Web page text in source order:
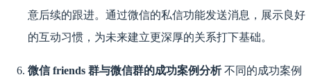
意后续的跟进。通过微信的私信功能发送消息，展示良好
的互动习惯，为未来建立更深厚的关系打下基础。
微信 friends 群与微信群的成功案例分析不同的成功案例